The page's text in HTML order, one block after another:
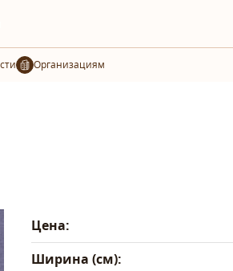
Организациям
Цена:
Ширина (см):